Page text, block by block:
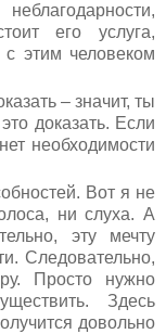
его услуга,
этим человеком
– значит, ты
доказать. Если
необходимости
Вот я не
ни слуха. А
эту мечту
Следовательно,
Просто нужно
Здесь
довольно